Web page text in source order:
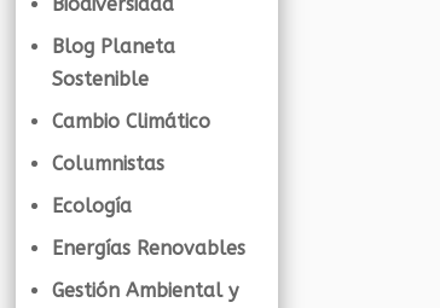
Blog Planeta
Sostenible
Cambio Climático
Columnistas
Ecología
Energías Renovables
Gestión Ambiental y